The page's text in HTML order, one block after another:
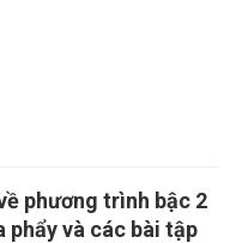
phương trình bậc 2
và các bài tập